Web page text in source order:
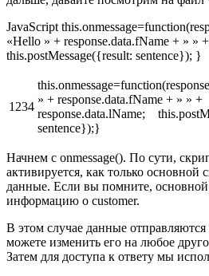
JavaScript
«Hello » + response.data.fName + » »
this.postMessage({result: sentence}); }
1234
» + response.data.fName + » » +
response.data.lName;
sentence});}
Начнем с onmessage(). По сути,
активируется, как только основной
данные. Если вы помните, основной
информацию о customer.
В этом случае данные
можете изменить его на любое
Затем для доступа к ответу мы